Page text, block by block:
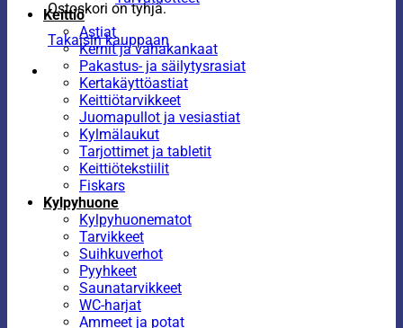
Ostoskori on tyhjä.
Takaisin kauppaan
Keittiö
Astiat
Kernit ja vahakankaat
Pakastus- ja säilytysrasiat
Kertakäyttöastiat
Keittiötarvikkeet
Juomapullot ja vesiastiat
Kylmälaukut
Tarjottimet ja tabletit
Keittiötekstiilit
Fiskars
Kylpyhuone
Kylpyhuonematot
Tarvikkeet
Suihkuverhot
Pyyhkeet
Saunatarvikkeet
WC-harjat
Ammeet ja potat